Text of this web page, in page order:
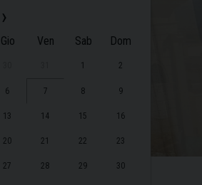
›
Gio Ven Sab Dom
1 2
6 7 8 9
13 14 15 16
20 21 22 23
27 28 29 30